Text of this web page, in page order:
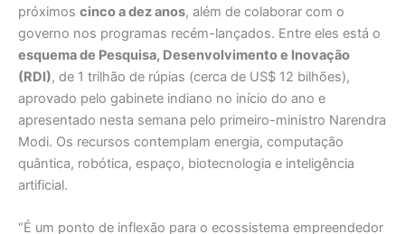
próximos cinco a dez anos, além de colaborar com o
governo nos programas recém-lançados. Entre eles está o
esquema de Pesquisa, Desenvolvimento e Inovação
(RDI), de 1 trilhão de rúpias (cerca de US$ 12 bilhões),
aprovado pelo gabinete indiano no início do ano e
apresentado nesta semana pelo primeiro-ministro Narendra
Modi. Os recursos contemplam energia, computação
quântica, robótica, espaço, biotecnologia e inteligência
artificial.
“É um ponto de inflexão para o ecossistema empreendedor